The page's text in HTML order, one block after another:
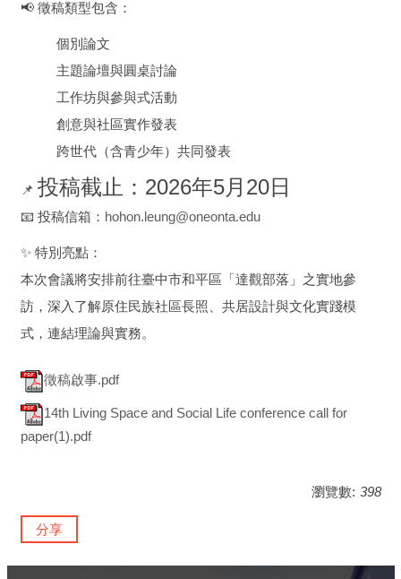
📢 徵稿類型包含：
個別論文
主題論壇與圓桌討論
工作坊與參與式活動
創意與社區實作發表
跨世代（含青少年）共同發表
📌 投稿截止：2026年5月20日
📧 投稿信箱： hohon.leung@oneonta.edu
✨ 特別亮點：
本次會議將安排前往臺中市和平區「達觀部落」之實地參
訪，深入了解原住民族社區長照、共居設計與文化實踐模
式，連結理論與實務。
徵稿啟事.pdf
14th Living Space and Social Life conference call for
paper(1).pdf
瀏覽數: 398
分享